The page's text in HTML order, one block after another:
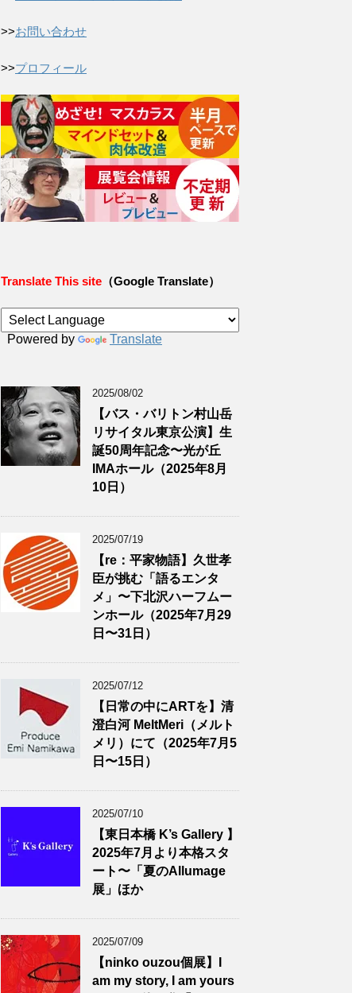
>>お問い合わせ
>>プロフィール
Translate This site （Google Translate）
Powered by Translate
2025/08/02
【バス・バリトン村山岳
リサイタル東京公演】生
誕50周年記念〜光が丘
IMAホール（2025年8月
10日）
2025/07/19
【re：平家物語】久世孝
臣が挑む「語るエンタ
メ」〜下北沢ハーフムー
ンホール（2025年7月29
日〜31日）
2025/07/12
【日常の中にARTを】清
澄白河 MeltMeri（メルト
メリ）にて（2025年7月5
日〜15日）
2025/07/10
【東日本橋 K’s Gallery 】
2025年7月より本格スタ
ート〜「夏のAllumage
展」ほか
2025/07/09
【ninko ouzou個展】I
am my story, I am yours